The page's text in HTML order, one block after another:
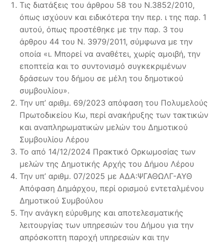
Τις διατάξεις του άρθρου 58 του Ν.3852/2010,
όπως ισχύουν και ειδικότερα την περ. ι της παρ. 1
αυτού, όπως προστέθηκε με την παρ. 3 του
άρθρου 44 του Ν. 3979/2011, σύμφωνα με την
οποία «ι. Μπορεί να αναθέτει, χωρίς αμοιβή, την
εποπτεία και το συντονισμό συγκεκριμένων
δράσεων του δήμου σε μέλη του δημοτικού
συμβουλίου».
Την υπ’ αριθμ. 69/2023 απόφαση του Πολυμελούς
Πρωτοδικείου Κω, περί ανακήρυξης των τακτικών
και αναπληρωματικών μελών του Δημοτικού
Συμβουλίου Λέρου
Το από 14/12/2024 Πρακτικό Ορκωμοσίας των
μελών της Δημοτικής Αρχής του Δήμου Λέρου
Την υπ’ αριθμ. 07/2025 με ΑΔΑ:ΨΓΑΘΩΛΓ-ΑΥΘ
Απόφαση Δημάρχου, περί ορισμού εντεταλμένου
Δημοτικού Συμβούλου
Την ανάγκη εύρυθμης και αποτελεσματικής
λειτουργίας των υπηρεσιών του Δήμου για την
απρόσκοπτη παροχή υπηρεσιών και την